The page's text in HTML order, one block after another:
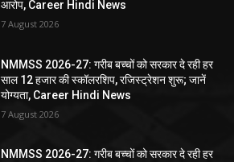
आरोप, Career Hindi News
7 August 2026
NMMSS 2026-27: गरीब बच्चों को सरकार दे रही हर
साल 12 हजार की स्कॉलरशिप, रजिस्ट्रेशन शुरू; जानें
योग्यता, Career Hindi News
7 August 2026
NMMSS 2026-27: गरीब बच्चों को सरकार दे रही हर